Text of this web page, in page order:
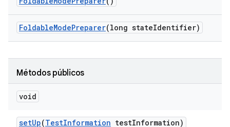
FoldableModePreparer(long stateIdentifier)
Métodos públicos
void
setUp(TestInformation testInformation)